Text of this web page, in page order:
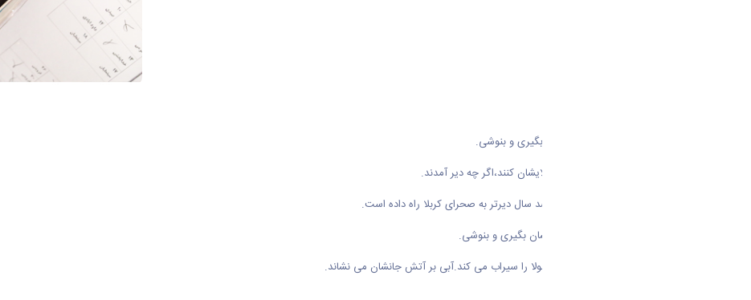
به التماس میخواهند آبی از دستانشان بگیری و بنوشی.
آنان آمده اند تا هر چه دارند تقدیم مولایشان کنند،اگر چه دیر آمدند.
زمان،قافله این عاشقان را هزار و چهارصد سال دیرتر به صحرای کربلا راه داده است.
حالا به اصرار می خواهند آبی از دستانشان بگیری و بنوشی.
انگار هر جرعه ای از این آب که زائران مولا را سیراب می کند.آبی بر آتش جانشان می نشاند.